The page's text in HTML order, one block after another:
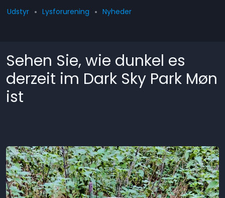
Udstyr Lysforurening Nyheder
Sehen Sie, wie dunkel es
derzeit im Dark Sky Park Møn
ist